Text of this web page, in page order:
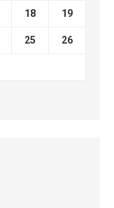
18 19
25 26